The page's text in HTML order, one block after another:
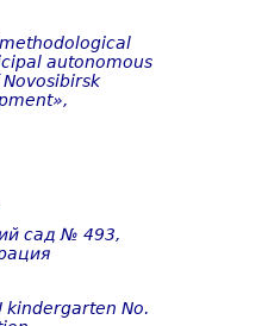
autonomous
сад № 493,
kindergarten No.